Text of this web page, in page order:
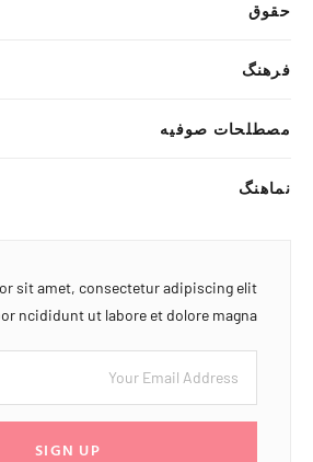
حقوق
فرهنگ
مصطلحات صوفیه
نماهنگ
sit amet, consectetur adipiscing elit
ncididunt ut labore et dolore magna
SIGN UP